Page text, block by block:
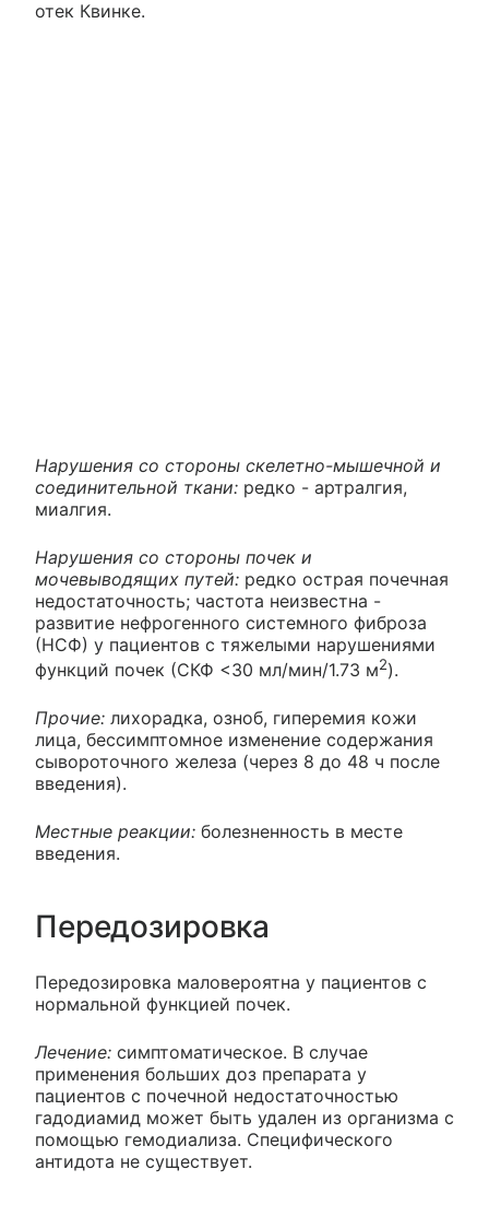
отек Квинке.
Нарушения со стороны скелетно-мышечной и
соединительной ткани: редко - артралгия,
миалгия.
Нарушения со стороны почек и
мочевыводящих путей: редко острая почечная
недостаточность; частота неизвестна -
развитие нефрогенного системного фиброза
(НСФ) у пациентов с тяжелыми нарушениями
функций почек (СКФ <30 мл/мин/1.73 м2).
Прочие: лихорадка, озноб, гиперемия кожи
лица, бессимптомное изменение содержания
сывороточного железа (через 8 до 48 ч после
введения).
Местные реакции: болезненность в месте
введения.
Передозировка
Передозировка маловероятна у пациентов с
нормальной функцией почек.
Лечение: симптоматическое. В случае
применения больших доз препарата у
пациентов с почечной недостаточностью
гадодиамид может быть удален из организма с
помощью гемодиализа. Специфического
антидота не существует.